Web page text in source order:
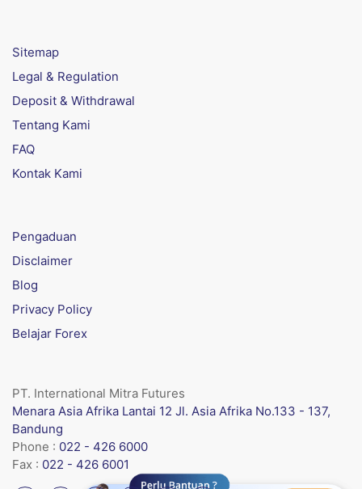
Sitemap
Legal & Regulation
Deposit & Withdrawal
Tentang Kami
FAQ
Kontak Kami
Pengaduan
Disclaimer
Blog
Privacy Policy
Belajar Forex
PT. International Mitra Futures
Menara Asia Afrika Lantai 12 Jl. Asia Afrika No.133 - 137,
Bandung
Phone : 022 - 426 6000
Fax : 022 - 426 6001